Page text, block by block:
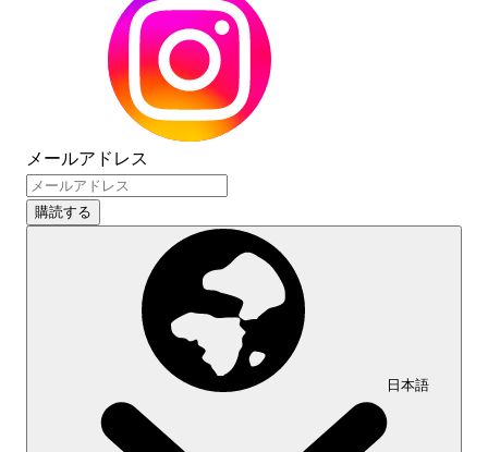
メールアドレス
購読する
日本語